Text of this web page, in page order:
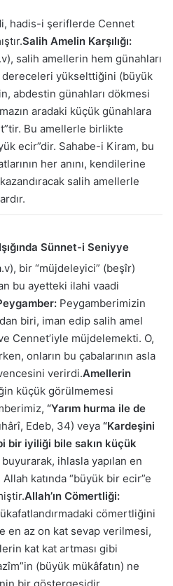
hadis-i şeriflerde Cennet
Salih Amelin Karşılığı:
salih amellerin hem günahları
yükselttiğini (büyük
abdestin günahları dökmesi
aradaki küçük günahlara
Bu amellerle birlikte
ecir”dir. Sahabe-i Kiram, bu
her anını, kendilerine
salih amellerle
Sünnet-i Seniyye
bir “müjdeleyici” (beşîr)
bu ayetteki ilahi vaadi
Peygamberimizin
biri, iman edip salih amel
Cennet’iyle müjdelemekti. O,
onların bu çabalarının asla
verirdi.Amellerin
küçük görülmemesi
“Yarım hurma ile de
Edeb, 34) veya “Kardeşini
bir iyiliği bile sakın küçük
ihlasla yapılan en
katında “büyük bir ecir”e
Allah’ın Cömertliği:
cömertliğini
en az on kat sevap verilmesi,
kat kat artması gibi
(büyük mükâfatın) ne